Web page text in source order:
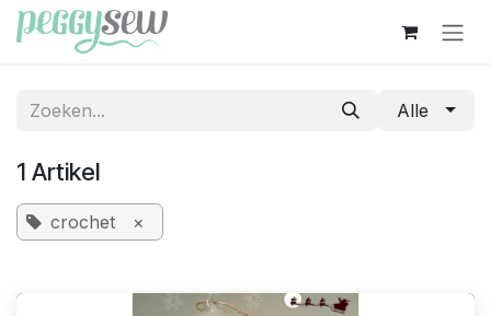
Overslaan naar inhoud
Alle
1 Artikel
crochet ×